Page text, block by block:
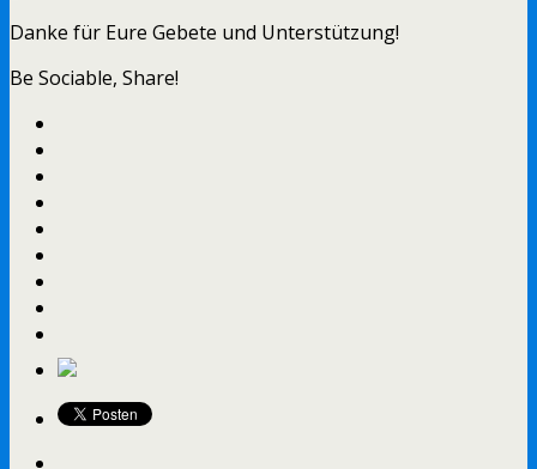
Danke für Eure Gebete und Unterstützung!
Be Sociable, Share!